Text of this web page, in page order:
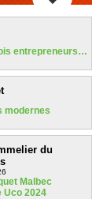
entrepreneurs…
modernes
du
Malbec
Uco 2024